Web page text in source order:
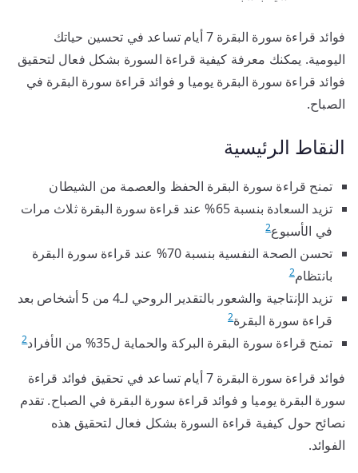
فوائد قراءة سورة البقرة 7 أيام تساعد في تحسين حياتك
اليومية. يمكنك معرفة كيفية قراءة السورة بشكل فعال لتحقيق
فوائد قراءة سورة البقرة يوميا و فوائد قراءة سورة البقرة في
الصباح.
النقاط الرئيسية
تمنح قراءة سورة البقرة الحفظ والعصمة من الشيطان
تزيد السعادة بنسبة 65% عند قراءة سورة البقرة ثلاث مرات
في الأسبوع2
تحسن الصحة النفسية بنسبة 70% عند قراءة سورة البقرة
بانتظام2
تزيد الإنتاجية والشعور بالتقدير الروحي لـ4 من 5 أشخاص بعد
قراءة سورة البقرة2
تمنح قراءة سورة البقرة البركة والحماية ل35% من الأفراد 2
فوائد قراءة سورة البقرة 7 أيام تساعد في تحقيق فوائد قراءة
سورة البقرة يوميا و فوائد قراءة سورة البقرة في الصباح. تقدم
نصائح حول كيفية قراءة السورة بشكل فعال لتحقيق هذه
الفوائد.